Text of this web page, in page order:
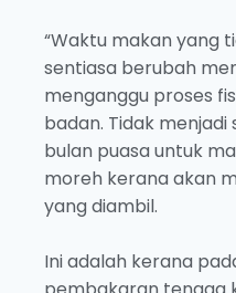
“Waktu makan yang
sentiasa berubah
menganggu proses
badan. Tidak
bulan puasa untuk
moreh kerana akan
yang diambil.
Ini adalah kerana